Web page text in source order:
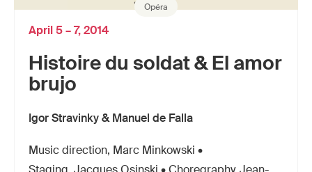
Opéra
Histoire du soldat & El amor
brujo
Igor Stravinky & Manuel de Falla
April 5 – 7, 2014
Music direction, Marc Minkowski •